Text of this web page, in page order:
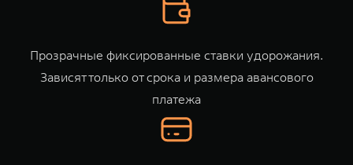
TANK ФИНАНСЫ
Цифровые сервисы TANK
Прозрачные фиксированные ставки удорожания.
Зависят только от срока и размера авансового
платежа